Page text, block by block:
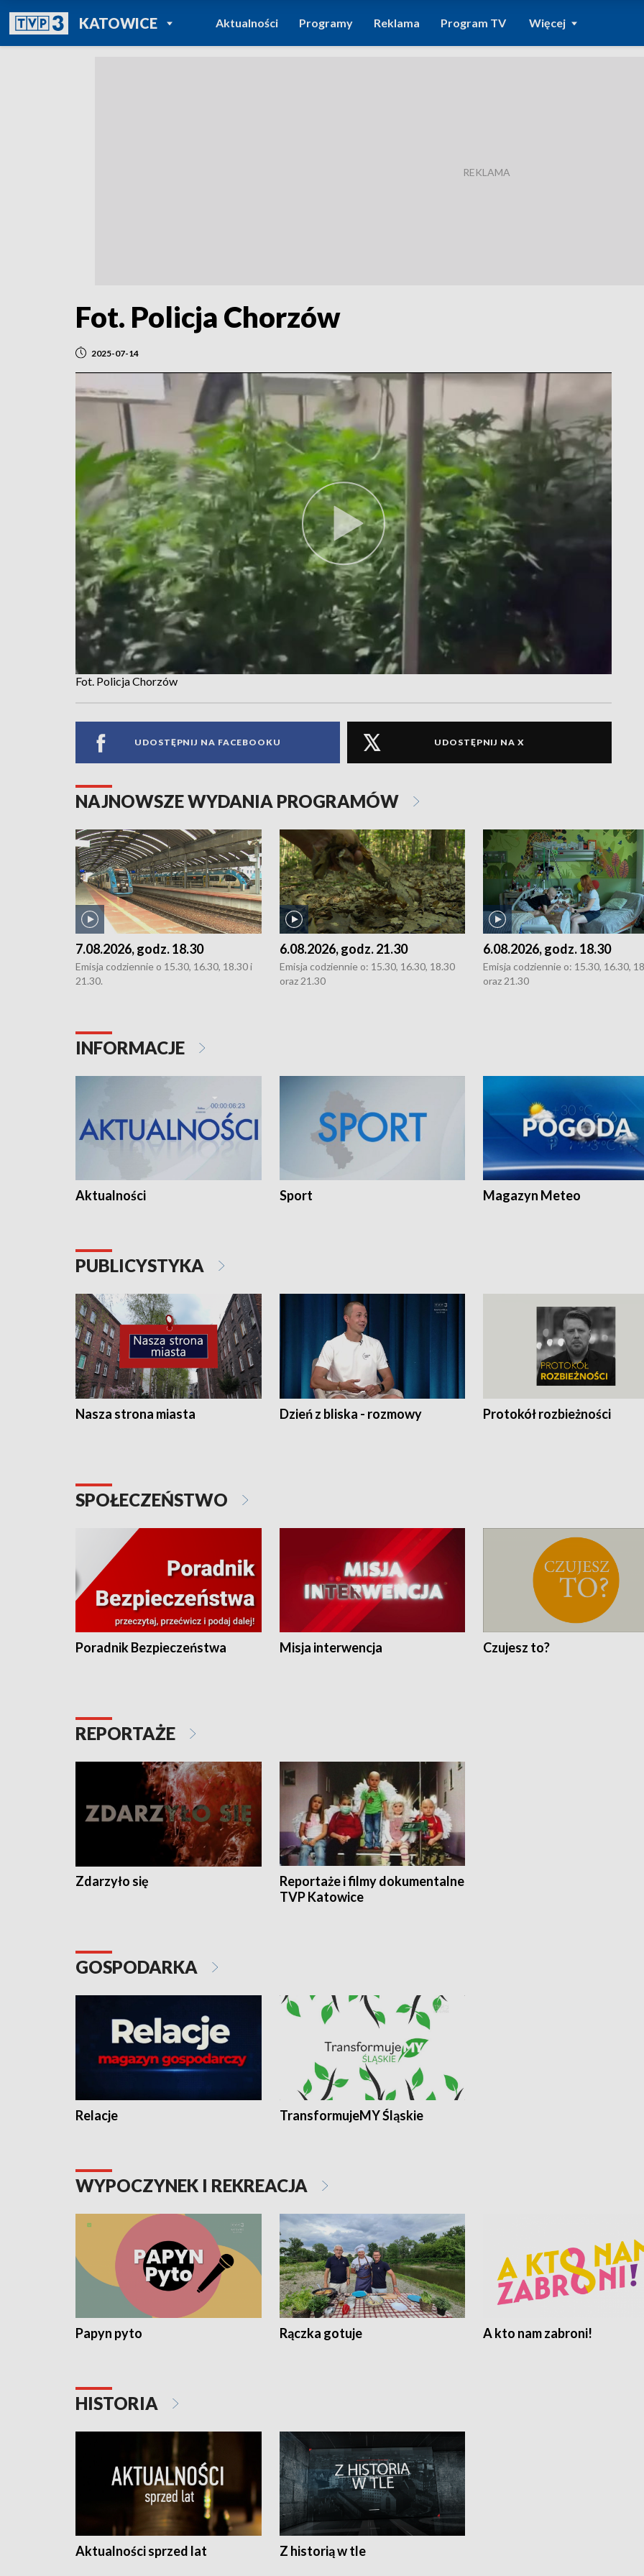
KATOWICEPOWRÓT DO
TVP REGIONY
Aktualności Programy Reklama Program TV Więcej
Fot. Policja Chorzów
2025-07-14
Fot. Policja Chorzów
UDOSTĘPNIJ NA FACEBOOKU UDOSTĘPNIJ NA X
NAJNOWSZE WYDANIA PROGRAMÓW
7.08.2026, godz. 18.30
Emisja codziennie o 15.30, 16.30, 18.30 i
21.30.
6.08.2026, godz. 21.30
Emisja codziennie o: 15.30, 16.30, 18.30
oraz 21.30
6.08.2026, godz. 18.30
Emisja codziennie o: 15.30, 16.30,
oraz 21.30
INFORMACJE
Aktualności Sport Magazyn Meteo
PUBLICYSTYKA
Nasza strona miasta Dzień z bliska - rozmowy Protokół rozbieżności
SPOŁECZEŃSTWO
Poradnik Bezpieczeństwa Misja interwencja Czujesz to?
REPORTAŻE
Zdarzyło się
Reportaże i filmy dokumentalne
TVP Katowice
GOSPODARKA
Relacje TransformujeMY Śląskie
WYPOCZYNEK I REKREACJA
Papyn pyto Rączka gotuje A kto nam zabroni!
HISTORIA
Aktualności sprzed lat Z historią w tle